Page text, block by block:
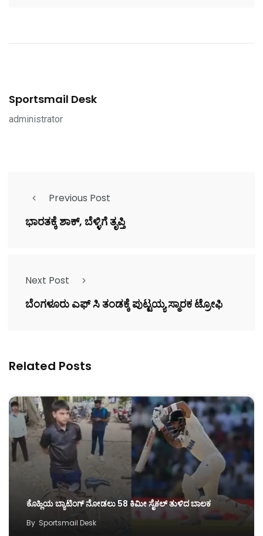
Sportsmail Desk
administrator
Previous Post
ಭಾರತಕ್ಕೆ ಶಾಕ್, ಬೆಳ್ಳಿಗೆ ತೃಪ್ತಿ
Next Post
ಬೆಂಗಳೂರು ಎಫ್ ಸಿ ತಂಡಕ್ಕೆ ಪುಟ್ಟಯ್ಯ ಸ್ಮಾರಕ ಟ್ರೋಫಿ
Related Posts
ಕೊಹ್ಲಿಯ ಬ್ಯಾಟಿಂಗ್‌ ನೋಡಲು 58 ಕಿಮೀ ಸೈಕಲ್‌ ತುಳಿದ ಬಾಲಕ
By Sportsmail Desk